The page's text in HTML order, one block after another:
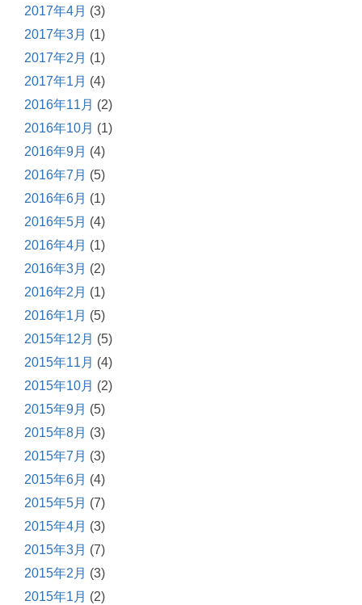
2017年4月 (3)
2017年3月 (1)
2017年2月 (1)
2017年1月 (4)
2016年11月 (2)
2016年10月 (1)
2016年9月 (4)
2016年7月 (5)
2016年6月 (1)
2016年5月 (4)
2016年4月 (1)
2016年3月 (2)
2016年2月 (1)
2016年1月 (5)
2015年12月 (5)
2015年11月 (4)
2015年10月 (2)
2015年9月 (5)
2015年8月 (3)
2015年7月 (3)
2015年6月 (4)
2015年5月 (7)
2015年4月 (3)
2015年3月 (7)
2015年2月 (3)
2015年1月 (2)